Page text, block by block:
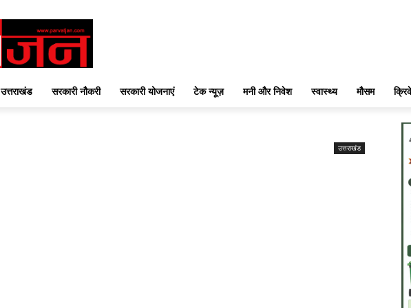
उत्तराखंड सरकारी नौकरी सरकारी योजनाएं टेक न्यूज़ मनी और निवेश स्वास्थ्य मौसम
उत्तराखंड